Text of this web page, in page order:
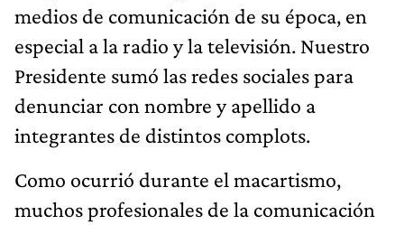
medios de comunicación de su época, en
especial a la radio y la televisión. Nuestro
Presidente sumó las redes sociales para
denunciar con nombre y apellido a
integrantes de distintos complots.
Como ocurrió durante el macartismo,
muchos profesionales de la comunicación